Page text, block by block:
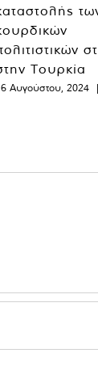
Τουρκία
Αυγούστου, 2024 |